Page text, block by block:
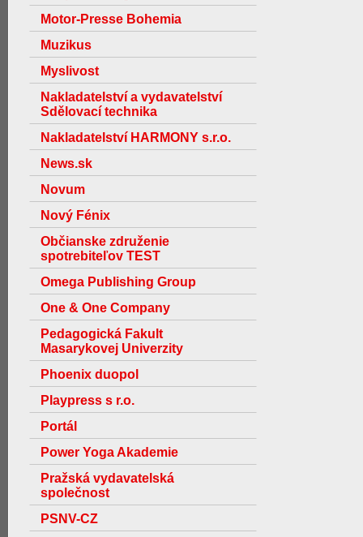
Motor-Presse Bohemia
Muzikus
Myslivost
Nakladatelství a vydavatelství
Sdělovací technika
Nakladatelství HARMONY s.r.o.
News.sk
Novum
Nový Fénix
Občianske združenie
spotrebiteľov TEST
Omega Publishing Group
One & One Company
Pedagogická Fakult
Masarykovej Univerzity
Phoenix duopol
Playpress s r.o.
Portál
Power Yoga Akademie
Pražská vydavatelská
společnost
PSNV-CZ